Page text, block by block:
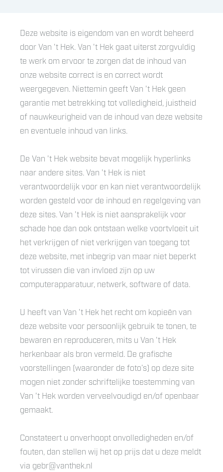
Deze website is eigendom van en wordt beheerd
door Van 't Hek. Van 't Hek gaat uiterst zorgvuldig
te werk om ervoor te zorgen dat de inhoud van
onze website correct is en correct wordt
weergegeven. Niettemin geeft Van 't Hek geen
garantie met betrekking tot volledigheid, juistheid
of nauwkeurigheid van de inhoud van deze website
en eventuele inhoud van links.
De Van 't Hek website bevat mogelijk hyperlinks
naar andere sites. Van 't Hek is niet
verantwoordelijk voor en kan niet verantwoordelijk
worden gesteld voor de inhoud en regelgeving van
deze sites. Van 't Hek is niet aansprakelijk voor
schade hoe dan ook ontstaan welke voortvloeit uit
het verkrijgen of niet verkrijgen van toegang tot
deze website, met inbegrip van maar niet beperkt
tot virussen die van invloed zijn op uw
computerapparatuur, netwerk, software of data.
U heeft van Van 't Hek het recht om kopieën van
deze website voor persoonlijk gebruik te tonen, te
bewaren en reproduceren, mits u Van 't Hek
herkenbaar als bron vermeld. De grafische
voorstellingen (waaronder de foto’s) op deze site
mogen niet zonder schriftelijke toestemming van
Van 't Hek worden verveelvoudigd en/of openbaar
gemaakt.
Constateert u onverhoopt onvolledigheden en/of
fouten, dan stellen wij het op prijs dat u deze meldt
via gebr@vanthek.nl